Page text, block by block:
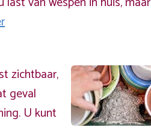
zichtbaar,
geval
U kunt